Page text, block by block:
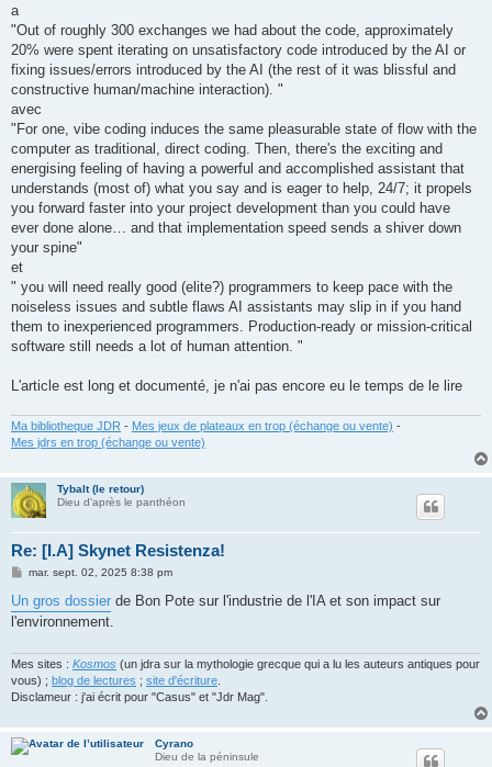
a
"Out of roughly 300 exchanges we had about the code, approximately
20% were spent iterating on unsatisfactory code introduced by the AI or
fixing issues/errors introduced by the AI (the rest of it was blissful and
constructive human/machine interaction). "
avec
"For one, vibe coding induces the same pleasurable state of flow with the
computer as traditional, direct coding. Then, there's the exciting and
energising feeling of having a powerful and accomplished assistant that
understands (most of) what you say and is eager to help, 24/7; it propels
you forward faster into your project development than you could have
ever done alone… and that implementation speed sends a shiver down
your spine"
et
" you will need really good (elite?) programmers to keep pace with the
noiseless issues and subtle flaws AI assistants may slip in if you hand
them to inexperienced programmers. Production-ready or mission-critical
software still needs a lot of human attention. "
L'article est long et documenté, je n'ai pas encore eu le temps de le lire
Ma bibliotheque JDR - Mes jeux de plateaux en trop (échange ou vente) -
Mes jdrs en trop (échange ou vente)
Tybalt (le retour)
Dieu d'après le panthéon
Re: [I.A] Skynet Resistenza!
M
s
s
a
mar. sept. 02, 2025 8:38 pm
Un gros dossier de Bon Pote sur l'industrie de l'IA et son impact sur
l'environnement.
Mes sites : Kosmos (un jdra sur la mythologie grecque qui a lu les auteurs antiques pour
vous) ; blog de lectures ; site d'écriture
Disclameur : j'ai écrit pour "Casus" et "Jdr Mag".
Cyrano
Dieu de la péninsule